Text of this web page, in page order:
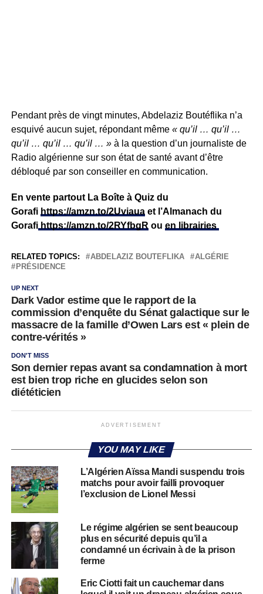
Pendant près de vingt minutes, Abdelaziz Boutéflika n’a
esquivé aucun sujet, répondant même « qu’il … qu’il …
qu’il … qu’il … qu’il … »à la question d’un journaliste de
Radio algérienne sur son état de santé avant d’être
débloqué par son conseiller en communication.
En vente partout La Boîte à Quiz du
Gorafi https://amzn.to/2Uviauaet l’Almanach du
Gorafihttps://amzn.to/2RYfbgR ou en librairies
RELATED TOPICS: ABDELAZIZ BOUTEFLIKA
ALGÉRIE
PRÉSIDENCE
UP NEXT
Dark Vador estime que le rapport de la
commission d’enquête du Sénat galactique sur le
massacre de la famille d’Owen Lars est « plein de
contre-vérités »
DON'T MISS
Son dernier repas avant sa condamnation à mort
est bien trop riche en glucides selon son
diététicien
ADVERTISEMENT
YOU MAY LIKE
L’Algérien Aïssa Mandi suspendu trois
matchs pour avoir failli provoquer
l’exclusion de Lionel Messi
Le régime algérien se sent beaucoup
plus en sécurité depuis qu’il a
condamné un écrivain à de la prison
ferme
Eric Ciotti fait un cauchemar dans